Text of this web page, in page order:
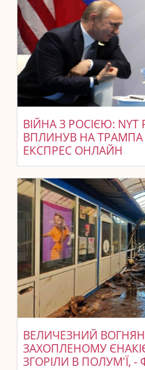
ВІЙНА З РОСІЄЮ:
ВПЛИНУВ НА ТРАМПА
ЕКСПРЕС ОНЛАЙН
ВЕЛИЧЕЗНИЙ
ЗАХОПЛЕНОМУ
ЗГОРІЛИ В ПОЛУМ'Ї, -